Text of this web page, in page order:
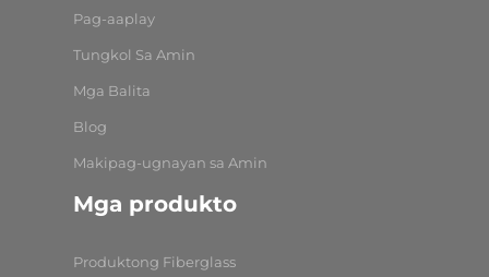
Pag-aaplay
Tungkol Sa Amin
Mga Balita
Blog
Makipag-ugnayan sa Amin
Mga produkto
Produktong Fiberglass